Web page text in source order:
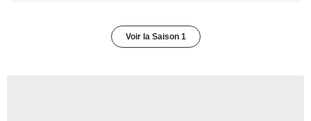
Voir la Saison 1